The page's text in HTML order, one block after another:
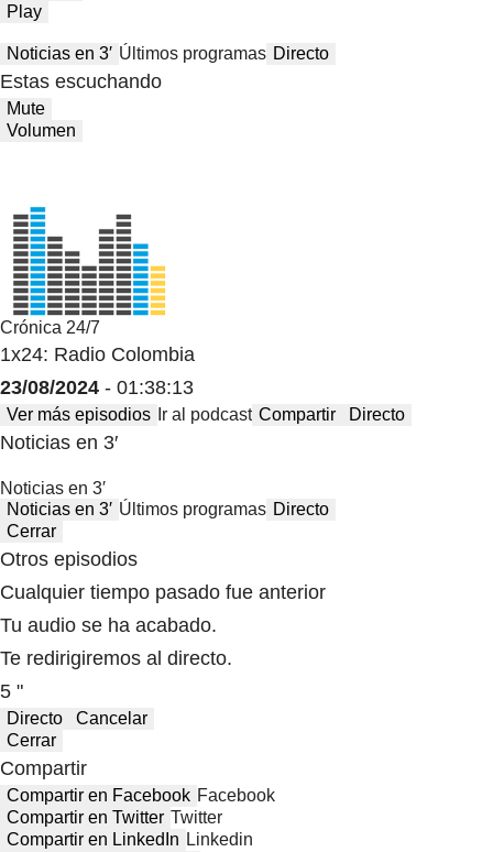
Play
Noticias en 3′ Últimos programas Directo
Estas escuchando
Mute
Volumen
Crónica 24/7
1x24: Radio Colombia
23/08/2024 - 01:38:13
Ver más episodios Ir al podcast Compartir Directo
Noticias en 3′
Noticias en 3′
Noticias en 3′ Últimos programas Directo
Cerrar
Otros episodios
Cualquier tiempo pasado fue anterior
Tu audio se ha acabado.
Te redirigiremos al directo.
5 "
Directo
Cancelar
Cerrar
Compartir
Compartir en Facebook Facebook
Compartir en Twitter Twitter
Compartir en LinkedIn Linkedin